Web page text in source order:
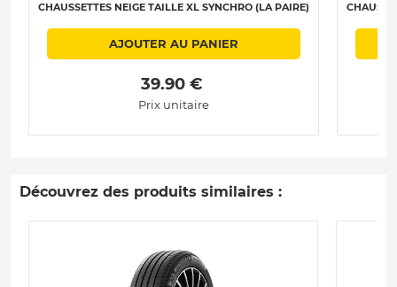
CHAUSSETTES NEIGE TAILLE XL SYNCHRO (LA PAIRE)
AJOUTER AU PANIER
39.90 €
Prix unitaire
Découvrez des produits similaires :